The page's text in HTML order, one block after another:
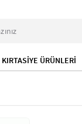
KIRTASİYE ÜRÜNLERİ